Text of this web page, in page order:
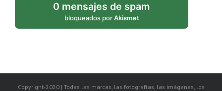
0 mensajes de spam
bloqueados porAkismet
Copyright-2020 | Todas las marcas, las fotografías, las imágenes, los